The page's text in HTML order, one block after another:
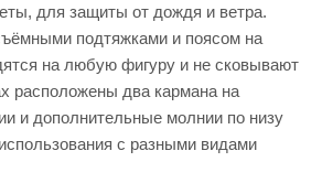
для защиты от дождя и ветра.
подтяжками и поясом на
на любую фигуру и не сковывают
расположены два кармана на
и дополнительные молнии по низу
с разными видами